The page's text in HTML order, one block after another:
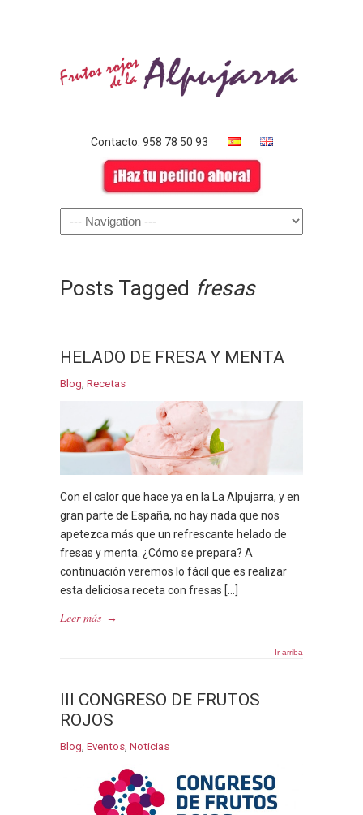
Contacto: 958 78 50 93
Posts Tagged fresas
HELADO DE FRESA Y MENTA
Blog, Recetas
Con el calor que hace ya en la La Alpujarra, y en
gran parte de España, no hay nada que nos
apetezca más que un refrescante helado de
fresas y menta. ¿Cómo se prepara? A
continuación veremos lo fácil que es realizar
esta deliciosa receta con fresas […]
Leer más →
Ir arriba
III CONGRESO DE FRUTOS
ROJOS
Blog, Eventos, Noticias